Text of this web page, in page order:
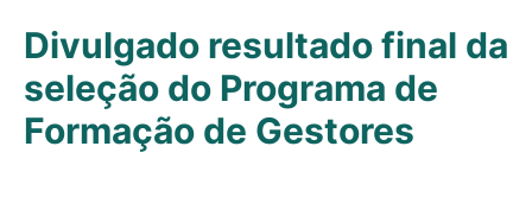
Divulgado resultado final da
seleção do Programa de
Formação de Gestores